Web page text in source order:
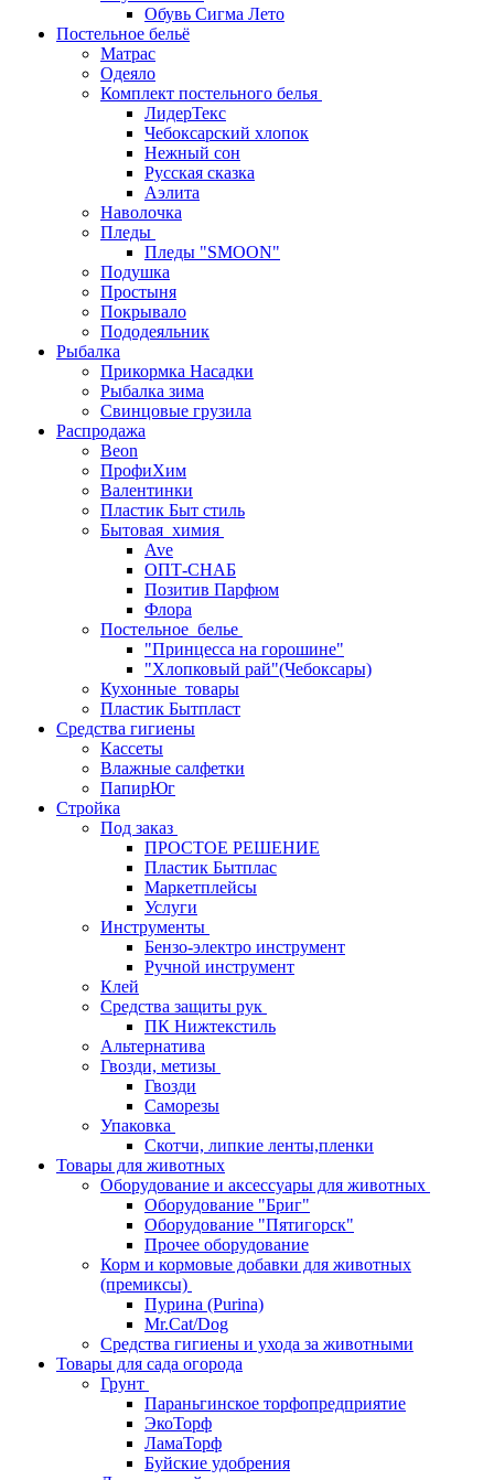
Обувь Сигма Лето
Постельное бельё
Матрас
Одеяло
Комплект постельного белья
ЛидерТекс
Чебоксарский хлопок
Нежный сон
Русская сказка
Аэлита
Наволочка
Пледы
Пледы "SMOON"
Подушка
Простыня
Покрывало
Пододеяльник
Рыбалка
Прикормка Насадки
Рыбалка зима
Свинцовые грузила
Распродажа
Beon
ПрофиХим
Валентинки
Пластик Быт стиль
Бытовая_химия
Ave
ОПТ-СНАБ
Позитив Парфюм
Флора
Постельное_белье
"Принцесса на горошине"
"Хлопковый рай"(Чебоксары)
Кухонные_товары
Пластик Бытпласт
Средства гигиены
Кассеты
Влажные салфетки
ПапирЮг
Стройка
Под заказ
ПРОСТОЕ РЕШЕНИЕ
Пластик Бытплас
Маркетплейсы
Услуги
Инструменты
Бензо-электро инструмент
Ручной инструмент
Клей
Средства защиты рук
ПК Нижтекстиль
Альтернатива
Гвозди, метизы
Гвозди
Саморезы
Упаковка
Скотчи, липкие ленты,пленки
Товары для животных
Оборудование и аксессуары для животных
Оборудование "Бриг"
Оборудование "Пятигорск"
Прочее оборудование
Корм и кормовые добавки для животных
(премиксы)
Пурина (Purina)
Mr.Cat/Dog
Средства гигиены и ухода за животными
Товары для сада огорода
Грунт
Параньгинское торфопредприятие
ЭкоТорф
ЛамаТорф
Буйские удобрения